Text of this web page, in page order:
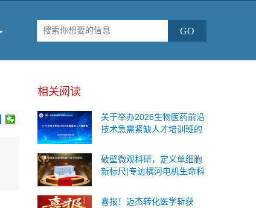
相关阅读
关于举办2026生物医药前沿
技术急需紧缺人才培训班的
破壁微观科研，定义单细胞
新标尺|专访横河电机生命科
部商务运营总监王海鉴
喜报！迈杰转化医学斩获